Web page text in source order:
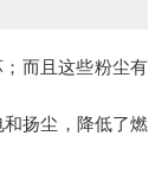
而且这些粉尘有
扬尘，降低了燃